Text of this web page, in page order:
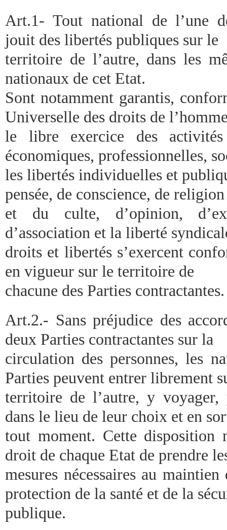
Art.1- Tout national de l’une
jouit des libertés publiques sur le
territoire de l’autre, dans les
nationaux de cet Etat.
Sont notamment garantis,
Universelle des droits de
le libre exercice des activités
économiques, professionnelles,
les libertés individuelles et
pensée, de conscience, de religion
et du culte, d’opinion,
d’association et la liberté
droits et libertés s’exercent
en vigueur sur le territoire de
chacune des Parties contractantes.
Art.2.- Sans préjudice des
deux Parties contractantes sur la
circulation des personnes, les
Parties peuvent entrer librement
territoire de l’autre, y
dans le lieu de leur choix et en
tout moment. Cette disposition
droit de chaque Etat de prendre
mesures nécessaires au
protection de la santé et de la
publique.